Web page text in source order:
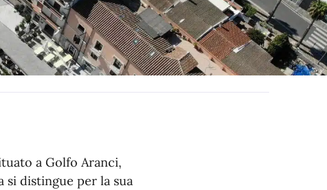
a Golfo Aranci,
si distingue per la sua